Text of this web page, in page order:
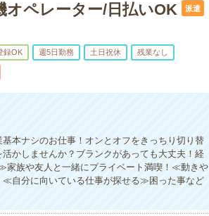
オペレーター/日払いOK 派遣
録OK 週5日勤務 土日祝休 残業なし
本ナシのお仕事！オンとオフをきっちり切り替
かしませんか？ブランクがあっても大丈夫！経
族や友人と一緒にプライベート満喫！≪動きや
自分に向いている仕事が探せる≫困った事など